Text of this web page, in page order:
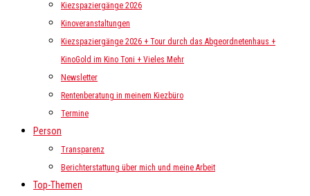
Kiezspaziergänge 2026
Kinoveranstaltungen
Kiezspaziergänge 2026 + Tour durch das Abgeordnetenhaus +
KinoGold im Kino Toni + Vieles Mehr
Newsletter
Rentenberatung in meinem Kiezbüro
Termine
Person
Transparenz
Berichterstattung über mich und meine Arbeit
Top-Themen